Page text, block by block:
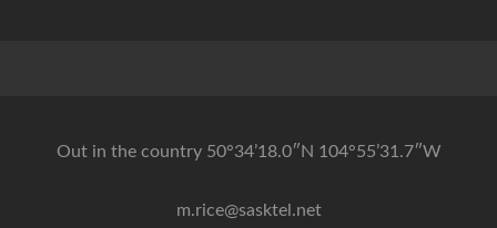
Out in the country 50°34’18.0″N 104°55’31.7″W
m.rice@sasktel.net